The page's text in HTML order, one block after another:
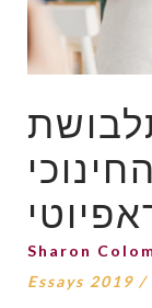
Sharon
Essays 2019 /